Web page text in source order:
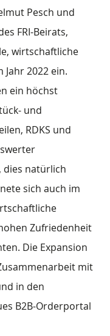
Pesch und
FRI-Beirats,
wirtschaftliche
2022 ein.
ein höchst
und
RDKS und
dies natürlich
sich auch im
Zufriedenheit
Die Expansion
mit
in den
B2B-Orderportal